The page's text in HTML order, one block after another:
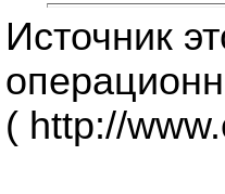
Источник
( http://